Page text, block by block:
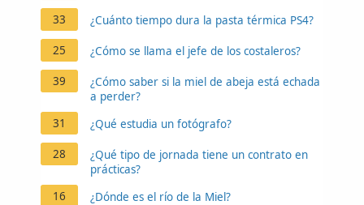
33 ¿Cuánto tiempo dura la pasta térmica PS4?
25 ¿Cómo se llama el jefe de los costaleros?
39
¿Cómo saber si la miel de abeja está echada
a perder?
31
¿Qué estudia un fotógrafo?
28
¿Qué tipo de jornada tiene un contrato en
prácticas?
16
¿Dónde es el río de la Miel?